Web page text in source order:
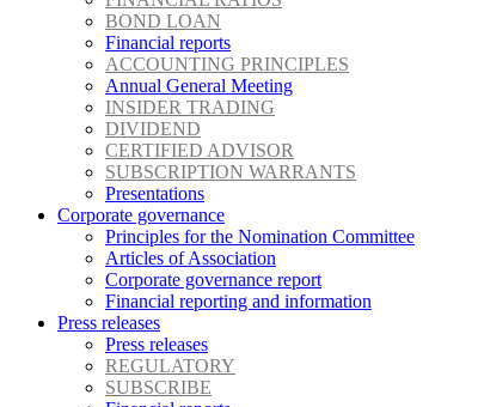
BOND LOAN
Financial reports
ACCOUNTING PRINCIPLES
Annual General Meeting
INSIDER TRADING
DIVIDEND
CERTIFIED ADVISOR
SUBSCRIPTION WARRANTS
Presentations
Corporate governance
Principles for the Nomination Committee
Articles of Association
Corporate governance report
Financial reporting and information
Press releases
Press releases
REGULATORY
SUBSCRIBE